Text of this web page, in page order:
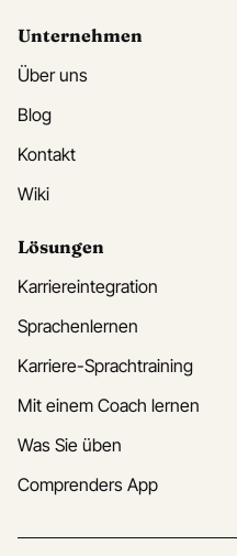
Unternehmen
Über uns
Blog
Kontakt
Wiki
Lösungen
Karriereintegration
Sprachenlernen
Karriere-Sprachtraining
Mit einem Coach lernen
Was Sie üben
Comprenders App